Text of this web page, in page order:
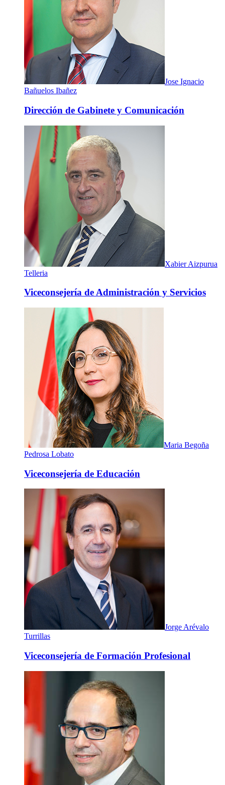
Jose Ignacio
Bañuelos Ibañez
Dirección de Gabinete y Comunicación
Xabier Aizpurua
Telleria
Viceconsejería de Administración y Servicios
Maria Begoña
Pedrosa Lobato
Viceconsejería de Educación
Jorge Arévalo
Turrillas
Viceconsejería de Formación Profesional